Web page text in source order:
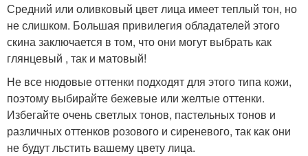
Средний или оливковый цвет лица имеет теплый тон, но
не слишком. Большая привилегия обладателей этого
скина заключается в том, что они могут выбрать как
глянцевый , так и матовый!
Не все нюдовые оттенки подходят для этого типа кожи,
поэтому выбирайте бежевые или желтые оттенки.
Избегайте очень светлых тонов, пастельных тонов и
различных оттенков розового и сиреневого, так как они
не будут льстить вашему цвету лица.